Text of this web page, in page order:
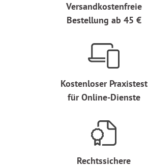
Versandkostenfreie
Bestellung ab 45 €
Kostenloser Praxistest
für Online-Dienste
Rechtssichere